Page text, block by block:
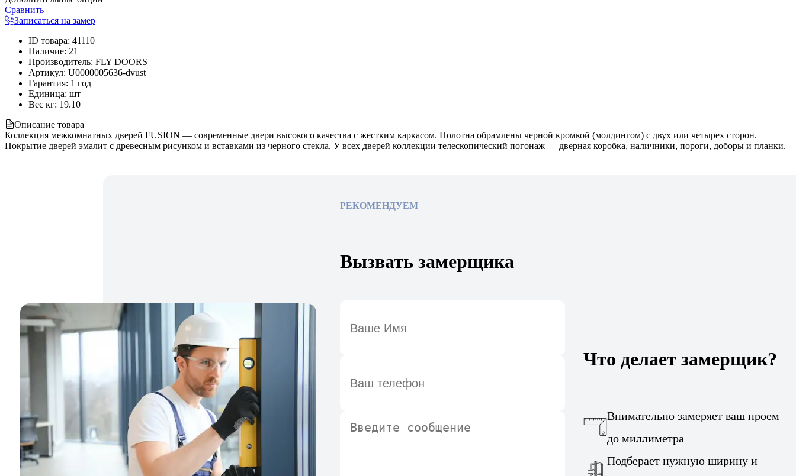
Сравнить
Записаться на замер
ID товара: 41110
Наличие: 21
Производитель: FLY DOORS
Артикул: U0000005636-dvust
Гарантия: 1 год
Единица: шт
Вес кг: 19.10
Описание товара
Коллекция межкомнатных дверей FUSION — современные двери высокого качества с жестким каркасом. Полотна обрамлены черной кромкой (молдингом) с двух или четырех сторон.
Покрытие дверей эмалит с древесным рисунком и вставками из черного стекла. У всех дверей коллекции телескопический погонаж — дверная коробка, наличники, пороги, доборы и планки.
РЕКОМЕНДУЕМ
Вызвать замерщика
Что делает замерщик?
Внимательно замеряет ваш проем
до миллиметра
Подберает нужную ширину и